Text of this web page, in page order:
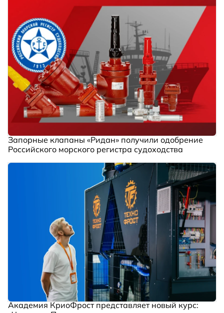
Запорные клапаны «Ридан» получили одобрение
Российского морского регистра судоходства
Академия КриоФрост представляет новый курс: